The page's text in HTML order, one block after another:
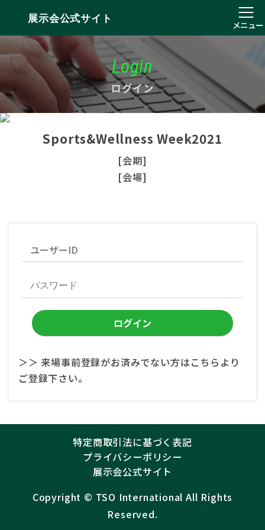
展示会公式サイト
メニュー
Login
ログイン
Sports&Wellness Week2021
[会期]
[会場]
＞＞ 来場事前登録がお済みでない方はこちらより
ご登録下さい。
特定商取引法に基づく表記
プライバシーポリシー
展示会公式サイト
Copyright ©︎ TSO International All Rights
Reserved.